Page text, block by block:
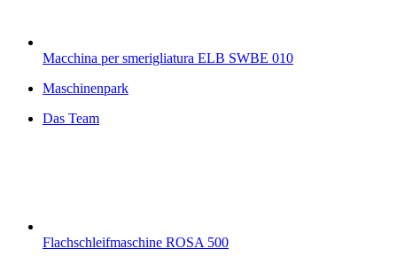
Macchina per smerigliatura ELB SWBE 010
Maschinenpark
Das Team
Flachschleifmaschine ROSA 500